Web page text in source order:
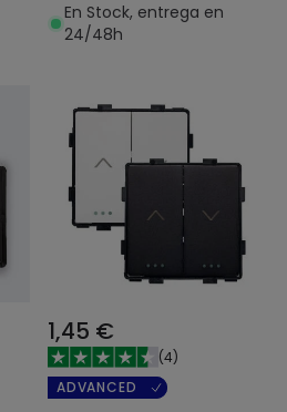
En Stock, entrega en
24/48h
1,45 €
(4)
ADVANCED